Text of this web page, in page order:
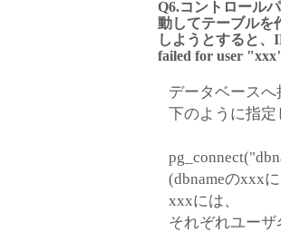
Q6.コントロール
動してテーブルを
しようとすると
failed for user
データベース
下のように指
(dbnameのxxx
xxxには、
それぞれユー